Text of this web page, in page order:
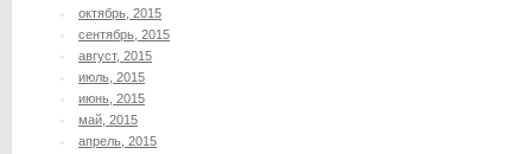
октябрь, 2015
сентябрь, 2015
август, 2015
июль, 2015
июнь, 2015
май, 2015
апрель, 2015